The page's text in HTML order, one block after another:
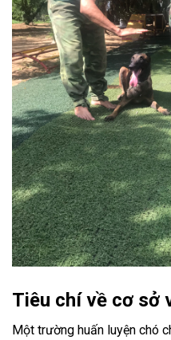
Tiêu chí về cơ sở
Một trường huấn luyện chó